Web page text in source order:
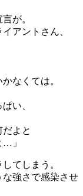
が。
アントさん、
なくては。
い、
よと
…」
てしまう。
強さで感染させ